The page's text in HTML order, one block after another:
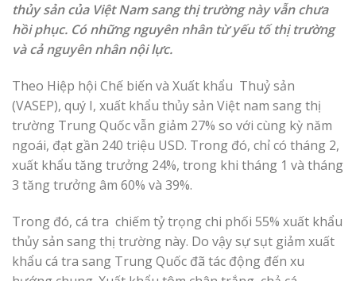
thủy sản của Việt Nam sang thị trường này vẫn chưa
hồi phục. Có những nguyên nhân từ yếu tố thị trường
và cả nguyên nhân nội lực.
Theo Hiệp hội Chế biến và Xuất khẩu Thuỷ sản
(VASEP), quý I, xuất khẩu thủy sản Việt nam sang thị
trường Trung Quốc vẫn giảm 27% so với cùng kỳ năm
ngoái, đạt gần 240 triệu USD. Trong đó, chỉ có tháng 2,
xuất khẩu tăng trưởng 24%, trong khi tháng 1 và tháng
3 tăng trưởng âm 60% và 39%.
Trong đó, cá tra chiếm tỷ trọng chi phối 55% xuất khẩu
thủy sản sang thị trường này. Do vậy sự sụt giảm xuất
khẩu cá tra sang Trung Quốc đã tác động đến xu